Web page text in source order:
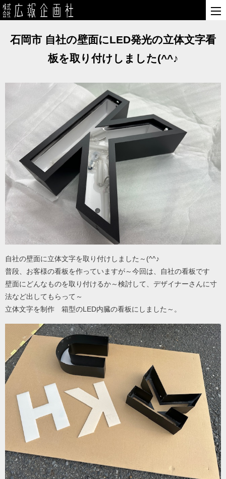
石岡市 自社の壁面にLED発光の立体文字看
板を取り付けしました(^^♪
自社の壁面に立体文字を取り付けしました～(^^♪
普段、お客様の看板を作っていますが～今回は、自社の看板です
壁面にどんなものを取り付けるか～検討して、デザイナーさんに寸
法など出してもらって～
立体文字を制作 箱型のLED内臓の看板にしました～。